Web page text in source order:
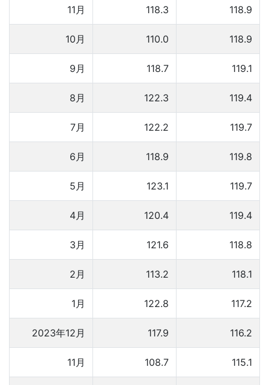
11月 118.3 118.9
10月 110.0 118.9
9月 118.7 119.1
8月 122.3 119.4
7月 122.2 119.7
6月 118.9 119.8
5月 123.1 119.7
4月 120.4 119.4
3月 121.6 118.8
2月 113.2 118.1
1月 122.8 117.2
2023年12月 117.9 116.2
11月 108.7 115.1